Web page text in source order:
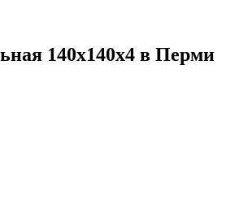
140х140х4 в Перми